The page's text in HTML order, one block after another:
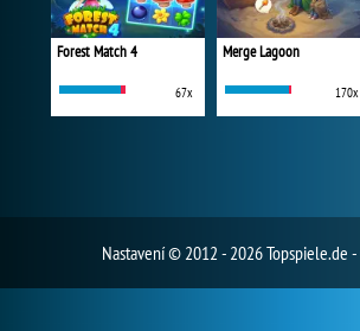
Forest Match 4
67x
Merge Lagoon
170x
Nastavení© 2012 - 2026 Topspiele.de